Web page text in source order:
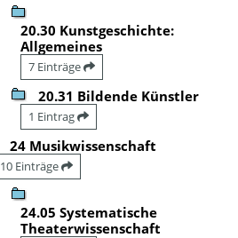
20.30 Kunstgeschichte:
Allgemeines
7 Einträge
20.31 Bildende Künstler
1 Eintrag
24 Musikwissenschaft
10 Einträge
24.05 Systematische
Theaterwissenschaft